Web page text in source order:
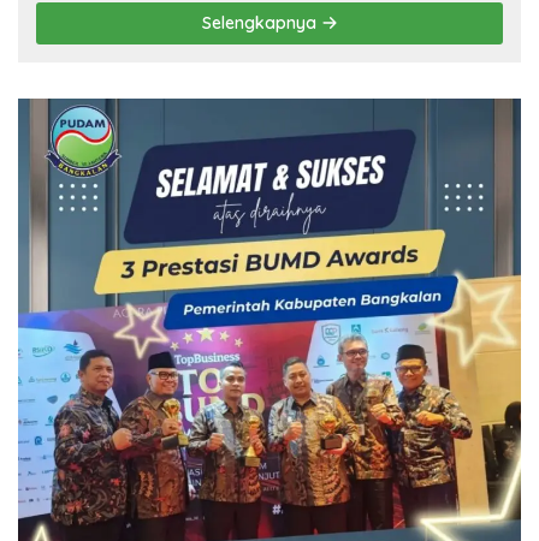
Selengkapnya